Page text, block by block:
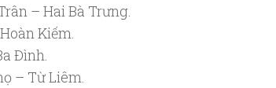
– Hai Bà Trưng.
Kiếm.
Đình.
– Từ Liêm.